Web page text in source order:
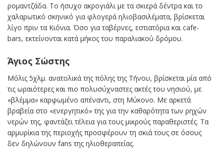
ρομαντζάδα. Το ήσυχο ακρογιάλι με τα σκιερά δέντρα και το
χαλαρωτικό σκηνικό για φλογερά ηλιοβασιλέματα, βρίσκεται
λίγο πριν τα Κιόνια. Όσο για ταβέρνες, εστιατόρια και cafe-
bars, εκτείνονται κατά μήκος του παραλιακού δρόμου.
Άγιος Σώστης
Μόλις 5χλμ. ανατολικά της πόλης της Τήνου, βρίσκεται μία από
τις ωραιότερες και πιο πολυσύχναστες ακτές του νησιού, με
«βλέμμα» καρφωμένο απέναντι, στη Μύκονο. Με αρκετά
βραβεία στο «ενεργητικό» της για την καθαρότητα των ρηχών
νερών της, φαντάζει τέλεια για τους μικρούς παραθεριστές. Τα
αρμυρίκια της περιοχής προσφέρουν τη σκιά τους σε όσους
δεν δηλώνουν fans της ηλιοθεραπείας.